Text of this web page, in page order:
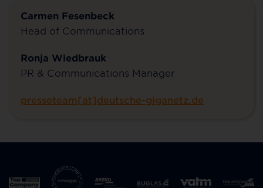
Carmen Fesenbeck
Head of Communications
Ronja Wiedbrauk
PR & Communications Manager
presseteam[at]deutsche-giganetz.de